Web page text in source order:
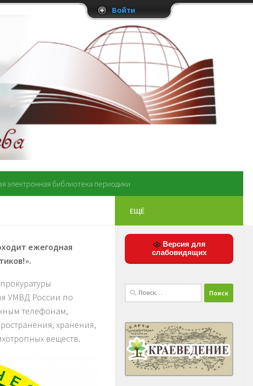
электронная библиотека периодики
ежегодная
.
УМВД России по
телефонам,
хранения,
веществ.
ЕЩЁ
Версия для
слабовидящих
Найти:
Войти